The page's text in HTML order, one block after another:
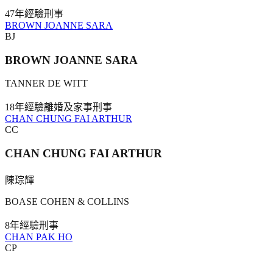
47年經驗刑事
BROWN JOANNE SARA
BJ
BROWN JOANNE SARA
TANNER DE WITT
18年經驗離婚及家事刑事
CHAN CHUNG FAI ARTHUR
CC
CHAN CHUNG FAI ARTHUR
陳琮輝
BOASE COHEN & COLLINS
8年經驗刑事
CHAN PAK HO
CP